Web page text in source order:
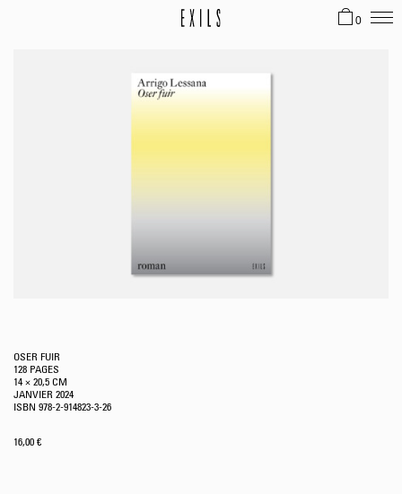
0
OSER FUIR
128 PAGES
14 × 20,5 CM
JANVIER 2024
ISBN 978-2-914823-3-26
16,00 €